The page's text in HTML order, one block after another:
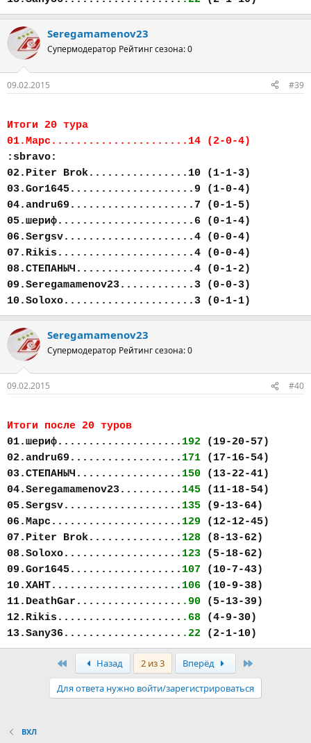
Seregamamenov23
Супермодератор Рейтинг сезона: 0
09.02.2015 #39
Итоги 20 тура
01.Марс......................14 (2-0-4)
:sbravo:
02.Piter Brok................10 (1-1-3)
03.Gor1645....................9 (1-0-4)
04.andru69....................7 (0-1-5)
05.шериф......................6 (0-1-4)
06.Sergsv.....................4 (0-0-4)
07.Rikis......................4 (0-0-4)
08.СТЕПАНЫЧ...................4 (0-1-2)
09.Seregamamenov23............3 (0-0-3)
10.Soloxo.....................3 (0-1-1)
Seregamamenov23
Супермодератор Рейтинг сезона: 0
09.02.2015 #40
Итоги после 20 туров
01.шериф.................... 192 (19-20-57)
02.andru69.................. 171 (17-16-54)
03.СТЕПАНЫЧ................. 150 (13-22-41)
04.Seregamamenov23.......... 145 (11-18-54)
05.Sergsv................... 135 (9-13-64)
06.Марс..................... 129 (12-12-45)
07.Piter Brok............... 128 (8-13-62)
08.Soloxo................... 123 (5-18-62)
09.Gor1645.................. 107 (10-7-43)
10.ХАНТ..................... 106 (10-9-38)
11.DeathGar................. .90 (5-13-39)
12.Rikis.................... .68 (4-9-30)
13.Sany36................... .22 (2-1-10)
ПервыйНазад 2 из 3 Вперёд
Для ответа нужно войти/зарегистрироваться
ВХЛ